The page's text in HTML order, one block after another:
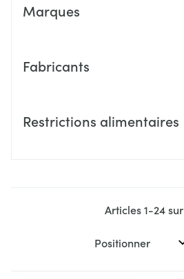
Marques
Fabricants
Restrictions alimentaires
Articles1-24sur
Trier par: